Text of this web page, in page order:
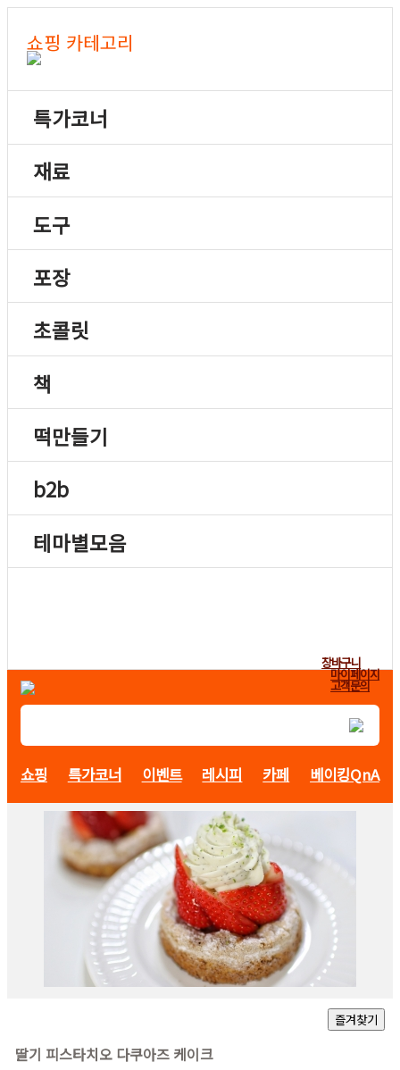
쇼핑 카테고리
특가코너
재료
도구
포장
초콜릿
책
떡만들기
b2b
테마별모음
장바구니
마이페이지
고객문의
쇼핑 특가코너 이벤트 레시피 카페 베이킹QnA
딸기 피스타치오 다쿠아즈 케이크